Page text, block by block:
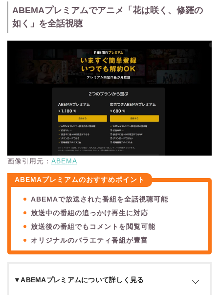
ウント」が必要です。spモード契約でのご利用とサービス内容やお支払い方法
が異なる場合があります。
ABEMAプレミアムでアニメ「花は咲く、修羅の
如く」を全話視聴
画像引用元： ABEMA
ABEMAプレミアムのおすすめポイント
ABEMAで放送された番組を全話視聴可能
放送中の番組の追っかけ再生に対応
放送後の番組でもコメントを閲覧可能
オリジナルのバラエティ番組が豊富
▼ABEMAプレミアムについて詳しく見る